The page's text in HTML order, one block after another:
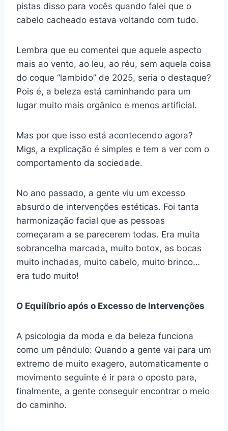
pistas disso para vocês quando falei que o
cabelo cacheado estava voltando com tudo.
Lembra que eu comentei que aquele aspecto
mais ao vento, ao leu, ao réu, sem aquela coisa
do coque “lambido” de 2025, seria o destaque?
Pois é, a beleza está caminhando para um
lugar muito mais orgânico e menos artificial.
Mas por que isso está acontecendo agora?
Migs, a explicação é simples e tem a ver com o
comportamento da sociedade.
No ano passado, a gente viu um excesso
absurdo de intervenções estéticas. Foi tanta
harmonização facial que as pessoas
começaram a se parecerem todas. Era muita
sobrancelha marcada, muito botox, as bocas
muito inchadas, muito cabelo, muito brinco…
era tudo muito!
O Equilíbrio após o Excesso de Intervenções
A psicologia da moda e da beleza funciona
como um pêndulo: Quando a gente vai para um
extremo de muito exagero, automaticamente o
movimento seguinte é ir para o oposto para,
finalmente, a gente conseguir encontrar o meio
do caminho.